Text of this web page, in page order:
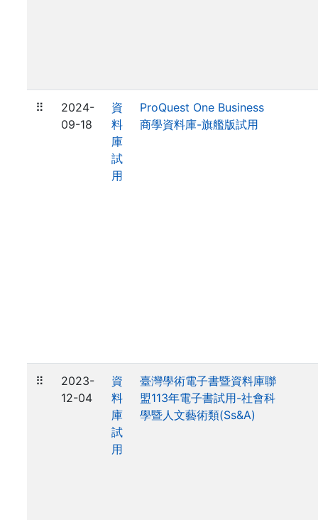
⠿
2024-
09-18
資
料
庫
試
用
ProQuest One Business
商學資料庫-旗艦版試用
⠿
2023-
12-04
資
料
庫
試
用
臺灣學術電子書暨資料庫聯
盟113年電子書試用-社會科
學暨人文藝術類(Ss&A)